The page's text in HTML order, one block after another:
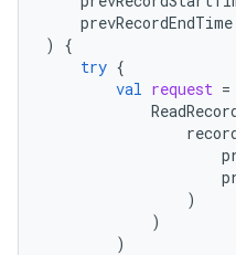
prevRecordEndTime
)
{
try {
val request =
)
)
)